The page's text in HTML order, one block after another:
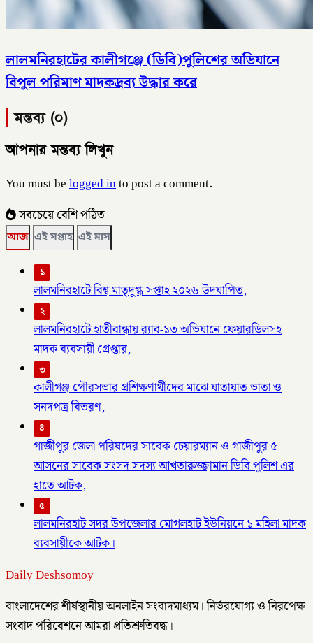
লালমনিরহাটের কালীগঞ্জে (ডিবি)পুলিশের অভিযানে
বিপুল পরিমাণ মাদকদ্রব্য উদ্ধার করে
মন্তব্য (০)
আপনার মন্তব্য লিখুন
You must belogged into post a comment.
সবচেয়ে বেশি পঠিত
আজ এই সপ্তাহ এই মাস
১
লালমনিরহাটে বিশ্ব মাতৃদুগ্ধ সপ্তাহ ২০২৬ উদযাপিত,
২
লালমনিরহাটে হাতীবান্ধায় র‌্যাব-১৩ অভিযানে ফেয়ারডিলসহ
মাদক ব্যবসায়ী গ্রেপ্তার,
৩
কালীগঞ্জ পৌরসভার প্রশিক্ষণার্থীদের মাঝে যাতায়াত ভাতা ও
সনদপত্র বিতরণ,
৪
গাজীপুর জেলা পরিষদের সাবেক চেয়ারম্যান ও গাজীপুর ৫
আসনের সাবেক সংসদ সদস্য আখতারুজ্জামান ডিবি পুলিশ এর
হাতে আটক,
৫
লালমনিরহাট সদর উপজেলার মোগলহাট ইউনিয়নে ১ মহিলা মাদক
ব্যবসায়ীকে আটক।
Daily Deshsomoy
বাংলাদেশের শীর্ষস্থানীয় অনলাইন সংবাদমাধ্যম। নির্ভরযোগ্য ও নিরপেক্ষ
সংবাদ পরিবেশনে আমরা প্রতিশ্রুতিবদ্ধ।